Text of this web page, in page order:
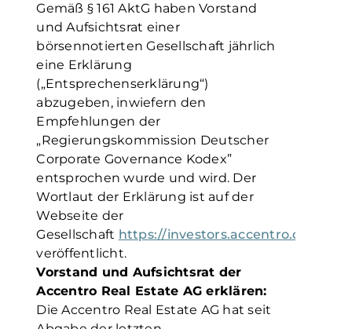
Gemäß § 161 AktG haben Vorstand
und Aufsichtsrat einer
börsennotierten Gesellschaft jährlich
eine Erklärung
(„Entsprechenserklärung“)
abzugeben, inwiefern den
Empfehlungen der
„Regierungskommission Deutscher
Corporate Governance Kodex”
entsprochen wurde und wird. Der
Wortlaut der Erklärung ist auf der
Webseite der
Gesellschaft https://investors.accentro.de/
veröffentlicht.
Vorstand und Aufsichtsrat der
Accentro Real Estate AG erklären:
Die Accentro Real Estate AG hat seit